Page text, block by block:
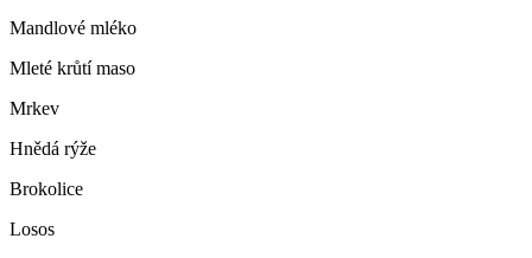
Mandlové mléko
Mleté krůtí maso
Mrkev
Hnědá rýže
Brokolice
Losos